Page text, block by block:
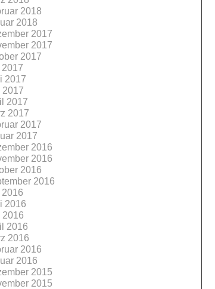
2018
2018
2017
2017
2017
2017
2017
2017
2017
2017
2017
2016
2016
2016
2016
2016
2016
2016
2016
2016
2016
2015
2015